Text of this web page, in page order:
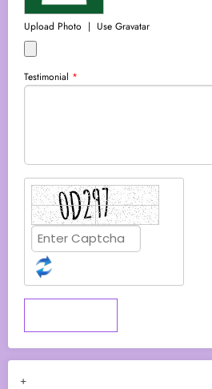
Upload Photo | Use Gravatar
Testimonial *
+